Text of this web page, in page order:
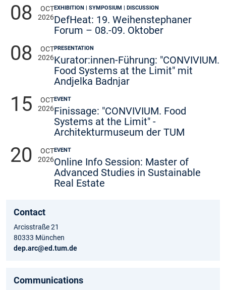
08
OCT
2026
EXHIBITION | SYMPOSIUM | DISCUSSION
DefHeat: 19. Weihenstephaner
Forum – 08.-09. Oktober
08
OCT
2026
PRESENTATION
Kurator:innen-Führung: "CONVIVIUM.
Food Systems at the Limit" mit
Andjelka Badnjar
15
OCT
2026
EVENT
Finissage: "CONVIVIUM. Food
Systems at the Limit" -
Architekturmuseum der TUM
20
OCT
2026
EVENT
Online Info Session: Master of
Advanced Studies in Sustainable
Real Estate
Contact
Arcisstraße 21
80333 München
dep.arc@ed.tum.de
Communications